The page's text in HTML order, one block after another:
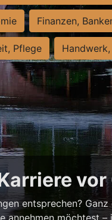
Finanzen,
Pflege
entsprechen?